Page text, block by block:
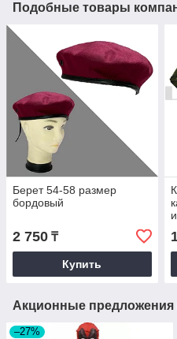
Подобные товары
Берет 54-58 размер
бордовый
2 750 ₸
Купить
Акционные предложения
–27%